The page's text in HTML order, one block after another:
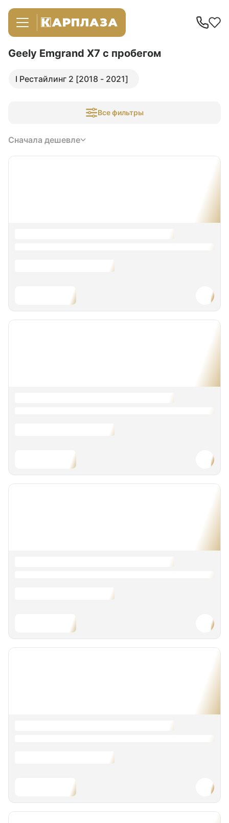
Geely Emgrand X7 с пробегом
I Рестайлинг 2 [2018 - 2021]
Все фильтры
Сначала дешевле